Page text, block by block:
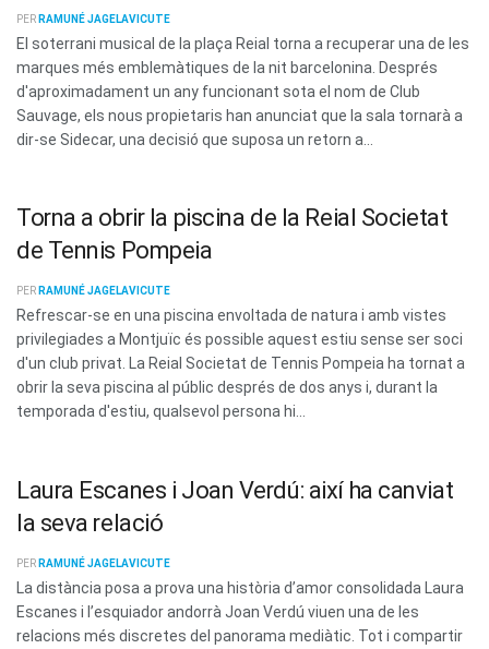
PER RAMUNÉ JAGELAVICUTE
El soterrani musical de la plaça Reial torna a recuperar una de les
marques més emblemàtiques de la nit barcelonina. Després
d'aproximadament un any funcionant sota el nom de Club
Sauvage, els nous propietaris han anunciat que la sala tornarà a
dir-se Sidecar, una decisió que suposa un retorn a...
Torna a obrir la piscina de la Reial Societat
de Tennis Pompeia
PER RAMUNÉ JAGELAVICUTE
Refrescar-se en una piscina envoltada de natura i amb vistes
privilegiades a Montjuïc és possible aquest estiu sense ser soci
d'un club privat. La Reial Societat de Tennis Pompeia ha tornat a
obrir la seva piscina al públic després de dos anys i, durant la
temporada d'estiu, qualsevol persona hi...
Laura Escanes i Joan Verdú: així ha canviat
la seva relació
PER RAMUNÉ JAGELAVICUTE
La distància posa a prova una història d’amor consolidada Laura
Escanes i l’esquiador andorrà Joan Verdú viuen una de les
relacions més discretes del panorama mediàtic. Tot i compartir